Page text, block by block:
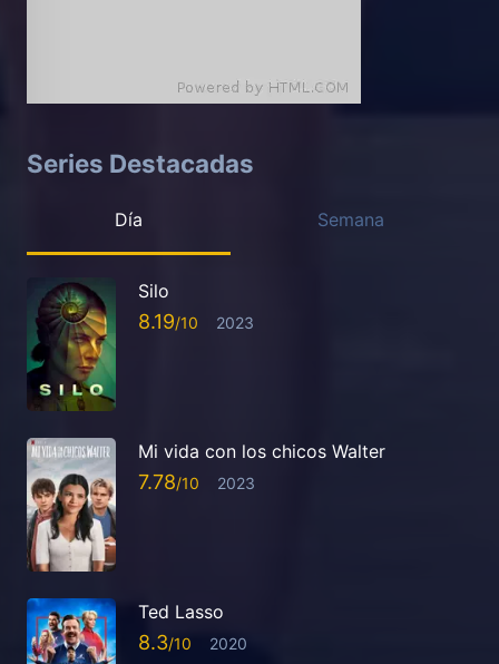
Series Destacadas
Día Semana
Silo
8.19 2023
Mi vida con los chicos Walter
7.78 2023
Ted Lasso
8.3 2020